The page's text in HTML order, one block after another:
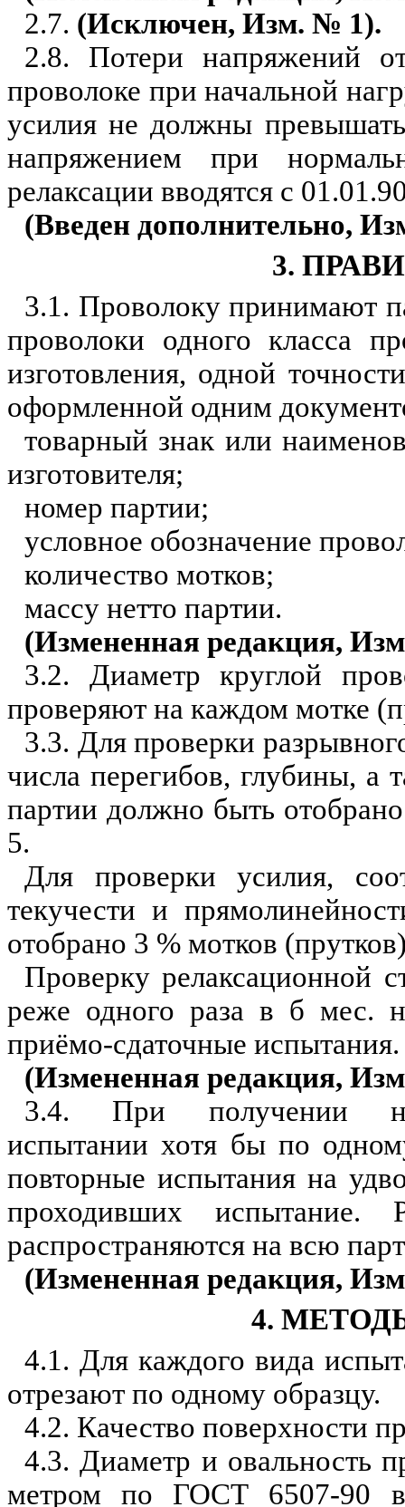
2.7. (Исключен, Изм. № 1).
2.8. Потери напряжений
проволоке при начальной
усилия не должны
напряжением при
релакса­ции вводятся с
(Введен дополнительно,
3.
3.1. Проволоку принимают
проволоки одного класса
изготовления, одной
оформленной одним
товарный знак или
изготовителя;
номер партии;
условное обозначение
количество мотков;
массу нетто партии.
(Измененная редакция,
3.2. Диаметр круглой
проверяют на каждом мотке
3.3. Для проверки
числа перегибов, глубины, а
партии должно быть
5.
Для проверки усилия,
текучести и
отобрано 3 % мотков
Проверку релаксационной
реже одного раза в б мес.
приёмо-сдаточные испытания.
(Измененная редакция,
3.4. При получении
испытании хотя бы по
повторные испытания на
проходивших испытание.
распространяются на всю
(Измененная редакция,
4.
4.1. Для каждого вида
отрезают по одному образцу.
4.2. Качество поверхности
4.3. Диаметр и овальность
метром по ГОСТ 6507-90 в